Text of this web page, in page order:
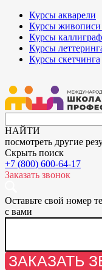
Курсы акварели
Курсы живописи
Курсы
Курсы
Курсы скетчинга
НАЙТИ
посмотреть другие
Скрыть поиск
+7 (800) 600-64-17
Заказать звонок
Оставьте свой номер
с вами
ЗАКАЗАТЬ